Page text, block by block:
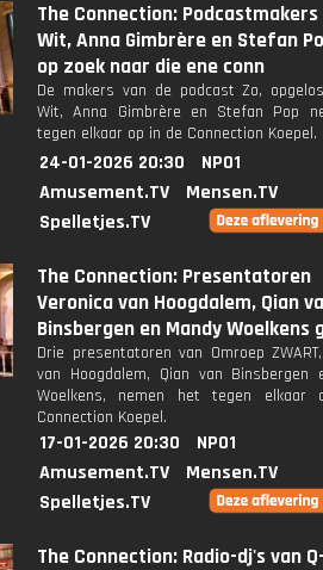
The Connection: Podcastmakers
Wit, Anna Gimbrère en Stefan
op zoek naar die ene conn
De makers van de podcast Zo,
Wit, Anna Gimbrère en Stefan Pop
tegen elkaar op in de Connection Koepel.
24-01-2026 20:30
NPO1
Amusement.TV
Mensen.TV
Spelletjes.TV
The Connection: Presentatoren
Veronica van Hoogdalem, Qian
Binsbergen en Mandy Woelkens
Drie presentatoren van Omroep
van Hoogdalem, Qian van Binsbergen
Woelkens, nemen het tegen
Connection Koepel.
17-01-2026 20:30
NPO1
Amusement.TV
Mensen.TV
Spelletjes.TV
The Connection: Radio-dj's van